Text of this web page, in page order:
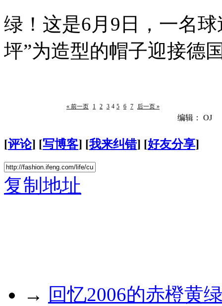
绿！这是6月9日，一名
坪”为造型的帽子迎接德
« 前一页 1 2 3 4 5 6 7 后一页 »
编辑： OJ
[评论] [写博客] [我来纠错] [好友分享]
复制地址
→ 回忆2006的赤橙黄